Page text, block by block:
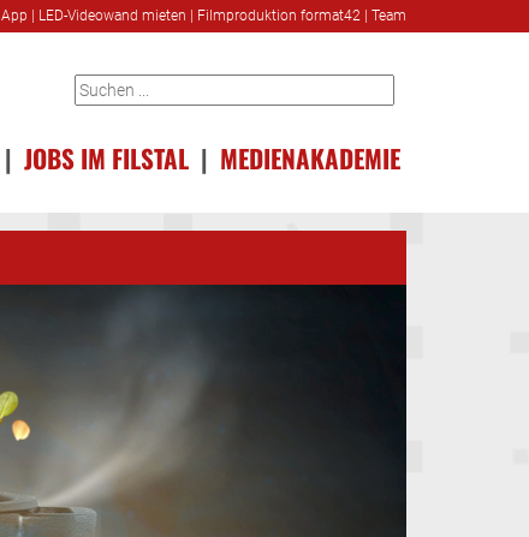
App LED-Videowand mieten Filmproduktion format42 Team
| JOBS IM FILSTAL | MEDIENAKADEMIE